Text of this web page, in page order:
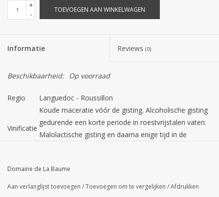
+
-
TOEVOEGEN AAN WINKELWAGEN
Informatie Reviews (0)
Beschikbaarheid: Op voorraad
Regio Languedoc - Roussillon
Vinificatie
Koude maceratie vóór de gisting. Alcoholische gisting
gedurende een korte periode in roestvrijstalen vaten.
Malolactische gisting en daarna enige tijd in de
De wijn heeft een krachtige neus van vers en gerijpt
zwart fruit zoals bramen en zwarte bessen welke zo
Domaine de La Baume
Aan verlanglijst toevoegen /Toevoegen om te vergelijken /Afdrukken